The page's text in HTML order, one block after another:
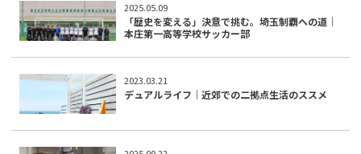
2025.05.09
「歴史を変える」決意で挑む。埼玉制覇への道｜
本庄第一高等学校サッカー部
2023.03.21
デュアルライフ｜近郊での二拠点生活のススメ